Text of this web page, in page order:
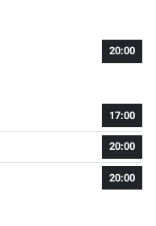
20:00
17:00
20:00
20:00